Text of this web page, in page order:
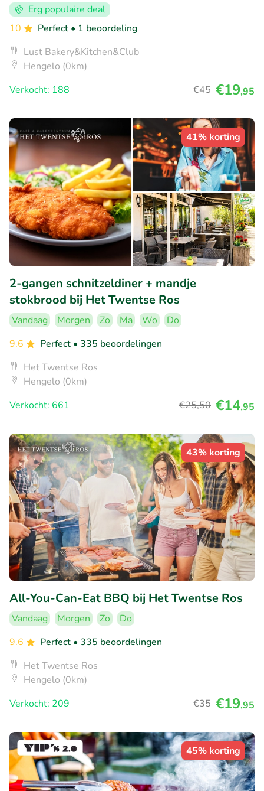
Erg populaire deal
10
Perfect • 1 beoordeling
Lust Bakery&Kitchen&Club
Hengelo (0km)
Verkocht: 188
€45 €19,95
41% korting
2-gangen schnitzeldiner + mandje
stokbrood bij Het Twentse Ros
Vandaag Morgen Zo Ma Wo
Do
9.6
Perfect • 335 beoordelingen
Het Twentse Ros
Hengelo (0km)
Verkocht: 661
€25,50 €14,95
43% korting
All-You-Can-Eat BBQ bij Het Twentse Ros
Vandaag Morgen Zo
Do
9.6
Perfect • 335 beoordelingen
Het Twentse Ros
Hengelo (0km)
Verkocht: 209
€35 €19,95
45% korting